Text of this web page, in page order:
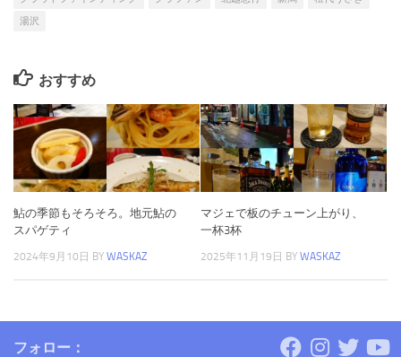
湯沢
おすすめ
鮎の季節もそろそろ。地元鮎の
スパゲティ
2024年9月10日 BY WASKAZ
マジェで板のチューン上がり、
一杯3杯
2025年11月19日 BY WASKAZ
フォロー：